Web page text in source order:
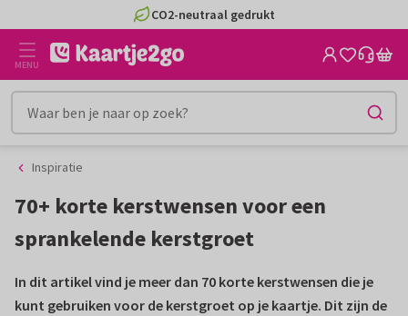
naar
inhoud
naar
het
filter
CO2-neutraal gedrukt
MENU
Inspiratie
70+ korte kerstwensen voor een
sprankelende kerstgroet
In dit artikel vind je meer dan 70 korte kerstwensen die je
kunt gebruiken voor de kerstgroet op je kaartje. Dit zijn de